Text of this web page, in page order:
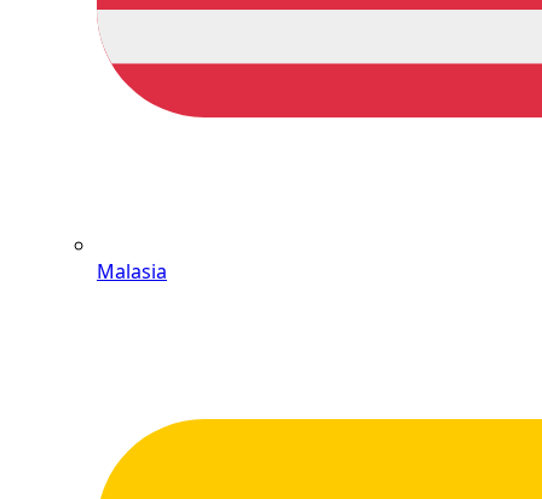
Malasia